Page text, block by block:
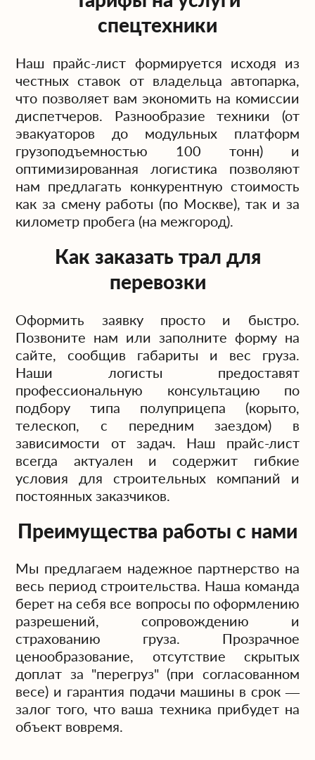
спецтехники
Наш прайс-лист формируется исходя из
честных ставок от владельца автопарка,
что позволяет вам экономить на комиссии
диспетчеров. Разнообразие техники (от
эвакуаторов до модульных платформ
грузоподъемностью 100 тонн) и
оптимизированная логистика позволяют
нам предлагать конкурентную стоимость
как за смену работы (по Москве), так и за
километр пробега (на межгород).
Как заказать трал для
перевозки
Оформить заявку просто и быстро.
Позвоните нам или заполните форму на
сайте, сообщив габариты и вес груза.
Наши логисты предоставят
профессиональную консультацию по
подбору типа полуприцепа (корыто,
телескоп, с передним заездом) в
зависимости от задач. Наш прайс-лист
всегда актуален и содержит гибкие
условия для строительных компаний и
постоянных заказчиков.
Преимущества работы с нами
Мы предлагаем надежное партнерство на
весь период строительства. Наша команда
берет на себя все вопросы по оформлению
разрешений, сопровождению и
страхованию груза. Прозрачное
ценообразование, отсутствие скрытых
доплат за "перегруз" (при согласованном
весе) и гарантия подачи машины в срок —
залог того, что ваша техника прибудет на
объект вовремя.